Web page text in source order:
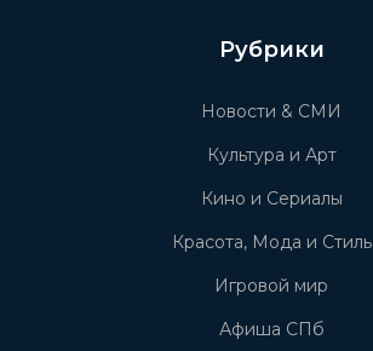
Рубрики
Новости & СМИ
Культура и Арт
Кино и Сериалы
Красота, Мода и Стиль
Игровой мир
Афиша СПб